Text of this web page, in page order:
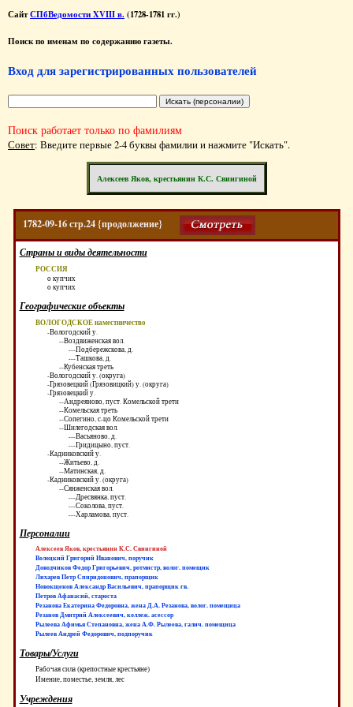
СайтСПбВедомости XVIII в. (1728-1781 гг.)
Поиск по именам по содержанию газеты.
Вход для зарегистрированных пользователей
Поиск работает только по фамилиям
Совет: Введите первые 2-4 буквы фамилии и нажмите "Искать".
Алексеев Яков, крестьянин К.С. Свингиной
1782-09-16 стр.24 {продолжение}
Страны и виды деятельности
РОССИЯ
о купчих
о купчих
Географические объекты
ВОЛОГОДСКОЕ наместничество
-Вологодский у.
--Воздвиженская вол.
---Подбережскова, д.
---Ташкова, д.
--Кубенская треть
-Вологодский у. (округа)
-Грязовецкий (Грязовицкий) у. (округа)
-Грязовецкий у.
--Андреяново, пуст. Комельской трети
--Комельская треть
--Сопегино, с-цо Комельской трети
--Шилегодская вол.
---Васьяново, д.
---Гридицыно, пуст.
-Кадниковский у.
--Житьево, д.
--Матинская, д.
-Кадниковский у. (округа)
--Сянженская вол.
---Дресвянка, пуст.
---Соколова, пуст.
---Харламова, пуст.
Персоналии
Алексеев Яков, крестьянин К.С. Свингиной
Волоцкий Григорий Иванович, поручик
Доводчиков Федор Григорьевич, ротмистр, волог. помещик
Лихарев Петр Спиридонович, прапорщик
Новокщенов Александр Васильевич, прапорщик гв.
Петров Афанасий, староста
Резанова Екатерина Федоровна, жена Д.А. Резанова, волог. помещица
Резанов Дмитрий Алексеевич, коллеж. асессор
Рылеева Афимья Степановна, жена А.Ф. Рылеева, галич. помещица
Рылеев Андрей Федорович, подпоручик
Товары/Услуги
Рабочая сила (крепостные крестьяне)
Имение, поместье, земля, лес
Учреждения